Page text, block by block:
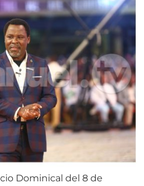
Dominical del 8 de